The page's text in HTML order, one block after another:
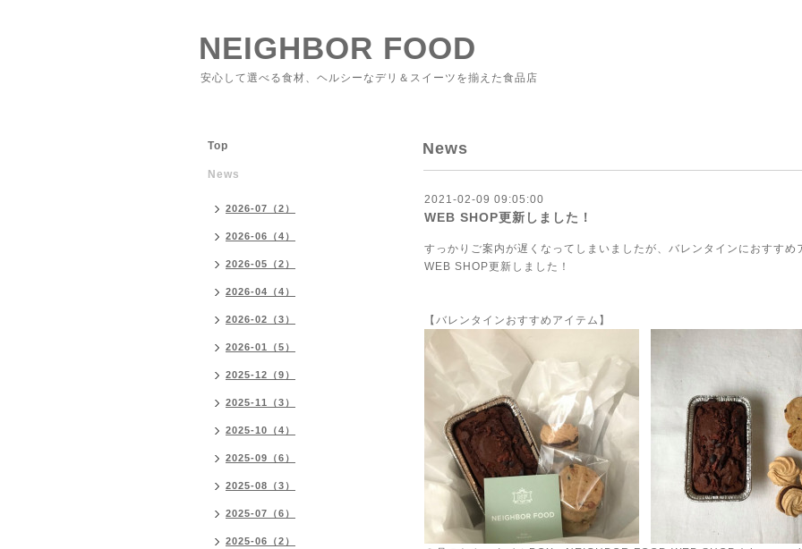
NEIGHBOR FOOD
安心して選べる食材、ヘルシーなデリ＆スイーツを揃えた食品店
News
2021-02-09 09:05:00
WEB SHOP更新しました！
すっかりご案内が遅くなってしまいましたが、バレンタインにおすすめ
WEB SHOP更新しました！
【バレンタインおすすめアイテム】
Top
News
2026-07（2）
2026-06（4）
2026-05（2）
2026-04（4）
2026-02（3）
2026-01（5）
2025-12（9）
2025-11（3）
2025-10（4）
2025-09（6）
2025-08（3）
2025-07（6）
2025-06（2）